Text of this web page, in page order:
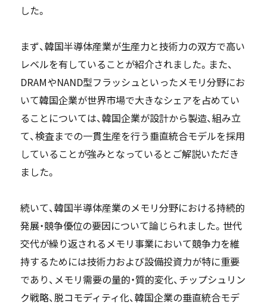
した。
まず、韓国半導体産業が生産力と技術力の双方で高い
レベルを有していることが紹介されました。また、
DRAMやNAND型フラッシュといったメモリ分野にお
いて韓国企業が世界市場で大きなシェアを占めてい
ることについては、韓国企業が設計から製造、組み立
て、検査までの一貫生産を行う垂直統合モデルを採用
していることが強みとなっているとご解説いただき
ました。
続いて、韓国半導体産業のメモリ分野における持続的
発展・競争優位の要因について論じられました。世代
交代が繰り返されるメモリ事業において競争力を維
持するためには技術力および設備投資力が特に重要
であり、メモリ需要の量的・質的変化、チップシュリン
ク戦略、脱コモディティ化、韓国企業の垂直統合モデ